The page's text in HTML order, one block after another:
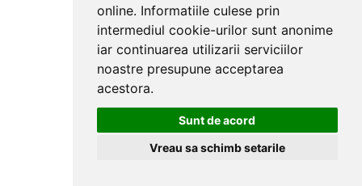
online. Informatiile culese prin
intermediul cookie-urilor sunt anonime
iar continuarea utilizarii serviciilor
noastre presupune acceptarea
acestora.
Sunt de acord
Vreau sa schimb setarile